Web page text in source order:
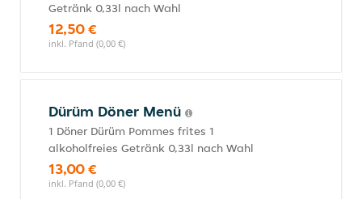
Getränk 0,33l nach Wahl
12,50 €
inkl. Pfand (0,00 €)
Dürüm Döner Menü
1 Döner Dürüm Pommes frites 1
alkoholfreies Getränk 0,33l nach Wahl
13,00 €
inkl. Pfand (0,00 €)